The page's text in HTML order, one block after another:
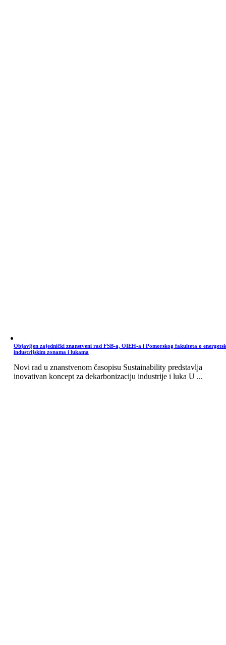
Objavljen zajednički znanstveni rad FSB-a, OIEH-a i Pomorskog fakulteta o
industrijskim zonama i lukama
Novi rad u znanstvenom časopisu Sustainability predstavlja
inovativan koncept za dekarbonizaciju industrije i luka U ...